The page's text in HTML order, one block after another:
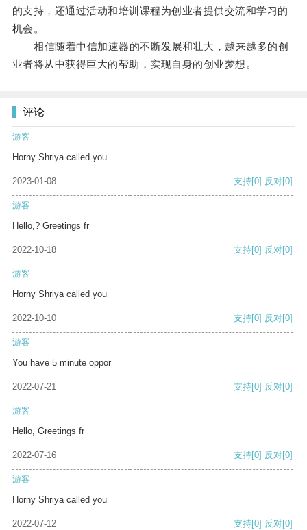
的支持，还通过活动和培训课程为创业者提供交流和学习的
机会。
相信随着中信加速器的不断发展和壮大，越来越多的创
业者将从中获得巨大的帮助，实现自身的创业梦想。
评论
游客
Horny Shriya called you
2023-01-08 支持[0] 反对[0]
游客
Hello,? Greetings fr
2022-10-18 支持[0] 反对[0]
游客
Horny Shriya called you
2022-10-10 支持[0] 反对[0]
游客
You have 5 minute oppor
2022-07-21 支持[0] 反对[0]
游客
Hello, Greetings fr
2022-07-16 支持[0] 反对[0]
游客
Horny Shriya called you
2022-07-12 支持[0] 反对[0]